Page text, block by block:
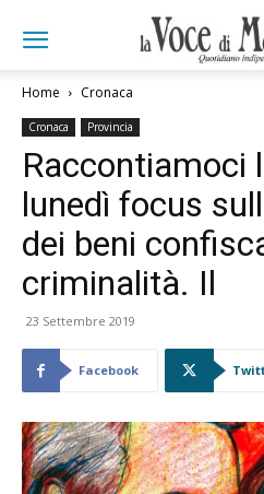
Home Cronaca
Cronaca Provincia
Raccontiamoci
lunedì focus
dei beni
criminalità. Il
23 Settembre 2019
Facebook